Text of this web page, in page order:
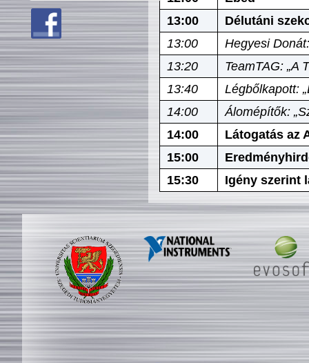
13:00
Délutáni
13:00
Hegyesi
13:20
TeamTAG: „A
13:40
Légbőlkapott:
14:00
Álomépítők:
14:00
Látogatás az
15:00
15:30
Igény szerint